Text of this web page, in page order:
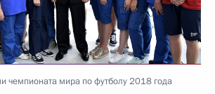
чемпионата мира по футболу 2018 года